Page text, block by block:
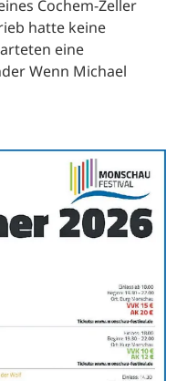
Cochem-Zeller
hatte keine
eine
Wenn Michael